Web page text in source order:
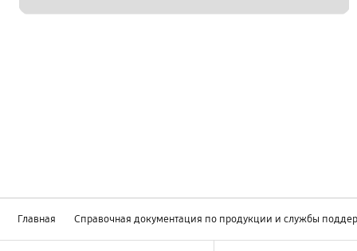
Главная Справочная документация по продукции и службы